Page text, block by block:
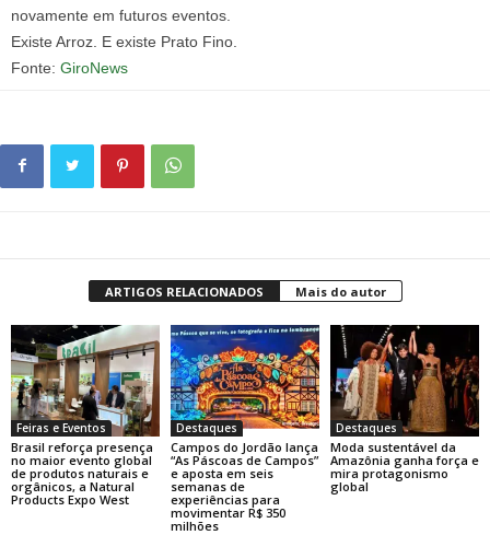
novamente em futuros eventos.
Existe Arroz. E existe Prato Fino.
Fonte: GiroNews
ARTIGOS RELACIONADOS Mais do autor
Feiras e Eventos
Brasil reforça presença
no maior evento global
de produtos naturais e
orgânicos, a Natural
Products Expo West
Destaques
Campos do Jordão lança
“As Páscoas de Campos”
e aposta em seis
semanas de
experiências para
movimentar R$ 350
milhões
Destaques
Moda sustentável da
Amazônia ganha força e
mira protagonismo
global